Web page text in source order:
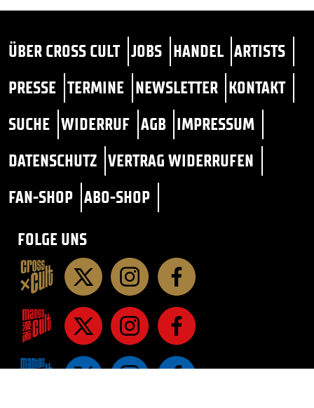
ÜBER CROSS CULT JOBS HANDEL ARTISTS
PRESSE TERMINE NEWSLETTER KONTAKT
SUCHE WIDERRUF AGB IMPRESSUM
DATENSCHUTZ VERTRAG WIDERRUFEN
FAN-SHOP ABO-SHOP
FOLGE UNS